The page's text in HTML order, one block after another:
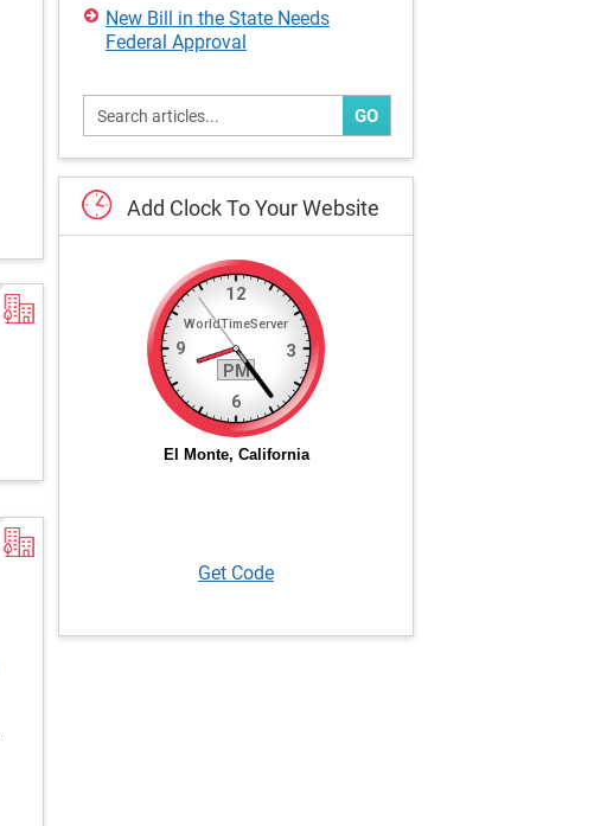
New Bill in the State Needs
Federal Approval
GO
Add ClockToYourWebsite
Get Code